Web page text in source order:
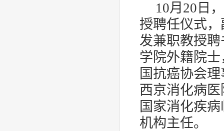
10月 20 日
授聘任仪式
发兼职教授
学院外籍院
国抗癌协会
西京消化病
国家消化疾
机构主任。